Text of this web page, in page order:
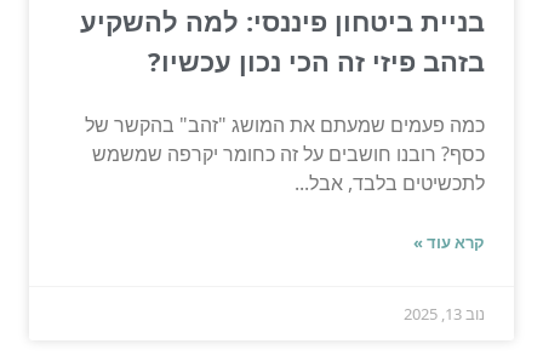
בניית ביטחון פיננסי: למה להשקיע
בזהב פיזי זה הכי נכון עכשיו?
כמה פעמים שמעתם את המושג "זהב" בהקשר של
כסף? רובנו חושבים על זה כחומר יקרפה שמשמש
לתכשיטים בלבד, אבל...
קרא עוד »
נוב 13, 2025